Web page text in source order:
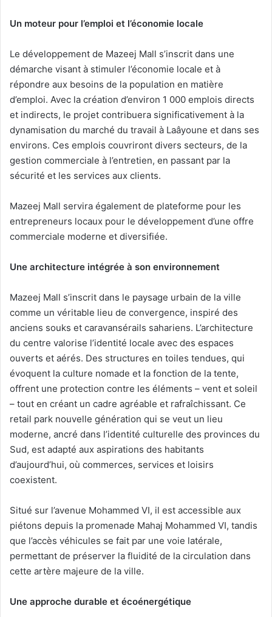
Un moteur pour l’emploi et l’économie locale
Le développement de Mazeej Mall s’inscrit dans une
démarche visant à stimuler l’économie locale et à
répondre aux besoins de la population en matière
d’emploi. Avec la création d’environ 1 000 emplois directs
et indirects, le projet contribuera significativement à la
dynamisation du marché du travail à Laâyoune et dans ses
environs. Ces emplois couvriront divers secteurs, de la
gestion commerciale à l’entretien, en passant par la
sécurité et les services aux clients.
Mazeej Mall servira également de plateforme pour les
entrepreneurs locaux pour le développement d’une offre
commerciale moderne et diversifiée.
Une architecture intégrée à son environnement
Mazeej Mall s’inscrit dans le paysage urbain de la ville
comme un véritable lieu de convergence, inspiré des
anciens souks et caravansérails sahariens. L’architecture
du centre valorise l’identité locale avec des espaces
ouverts et aérés. Des structures en toiles tendues, qui
évoquent la culture nomade et la fonction de la tente,
offrent une protection contre les éléments – vent et soleil
– tout en créant un cadre agréable et rafraîchissant. Ce
retail park nouvelle génération qui se veut un lieu
moderne, ancré dans l’identité culturelle des provinces du
Sud, est adapté aux aspirations des habitants
d’aujourd’hui, où commerces, services et loisirs
coexistent.
Situé sur l’avenue Mohammed VI, il est accessible aux
piétons depuis la promenade Mahaj Mohammed VI, tandis
que l’accès véhicules se fait par une voie latérale,
permettant de préserver la fluidité de la circulation dans
cette artère majeure de la ville.
Une approche durable et écoénergétique